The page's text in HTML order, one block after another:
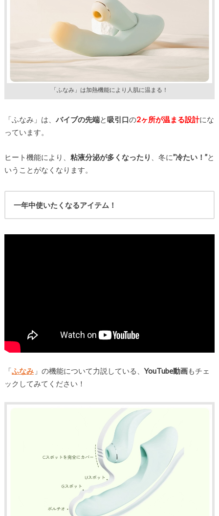
「ふなみ」は加熱機能により人肌に温まる！
「ふなみ」は、 バイブの先端と吸引口の2ヶ所が温まる設計にな
っています。
ヒート機能により、 粘液分泌が多くなったり 、冬に”冷たい！”と
いうことがなくなります。
一年中使いたくなるアイテム！
「ふなみ 」の機能について力説している、YouTube動画もチェ
ックしてみてください！